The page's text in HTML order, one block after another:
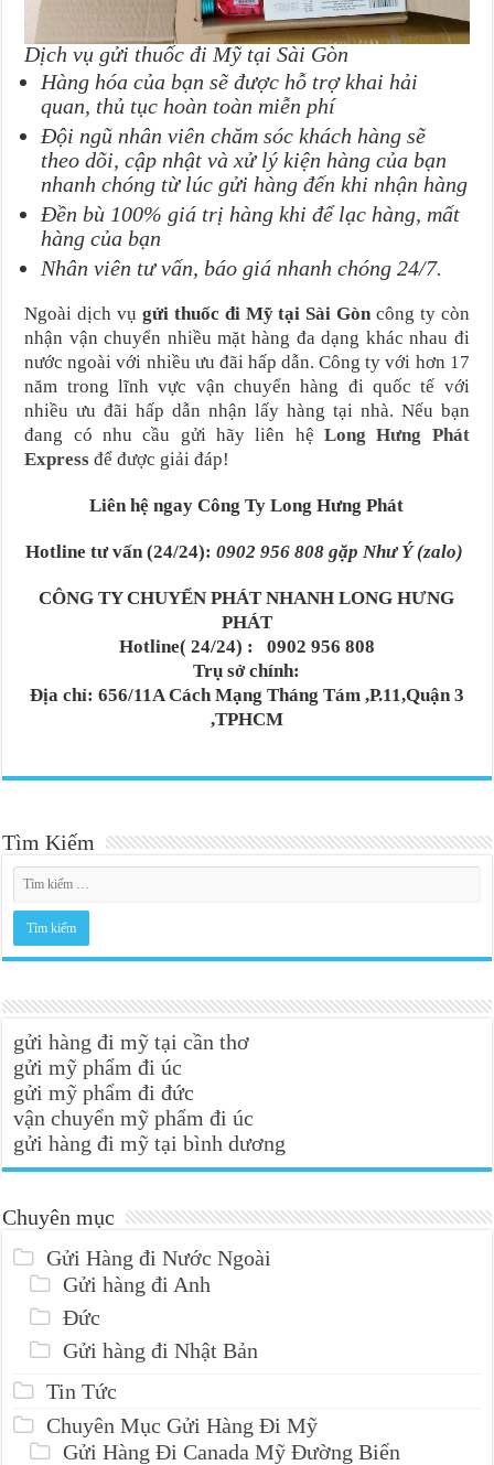
Dịch vụ gửi thuốc đi Mỹ tại Sài Gòn
Hàng hóa của bạn sẽ được hỗ trợ khai hải
quan, thủ tục hoàn toàn miễn phí
Đội ngũ nhân viên chăm sóc khách hàng sẽ
theo dõi, cập nhật và xử lý kiện hàng của bạn
nhanh chóng từ lúc gửi hàng đến khi nhận hàng
Đền bù 100% giá trị hàng khi để lạc hàng, mất
hàng của bạn
Nhân viên tư vấn, báo giá nhanh chóng 24/7.
Ngoài dịch vụ gửi thuốc đi Mỹ tại Sài Gòn công ty còn
nhận vận chuyển nhiều mặt hàng đa dạng khác nhau đi
nước ngoài với nhiều ưu đãi hấp dẫn. Công ty với hơn 17
năm trong lĩnh vực vận chuyển hàng đi quốc tế với
nhiều ưu đãi hấp dẫn nhận lấy hàng tại nhà. Nếu bạn
đang có nhu cầu gửi hãy liên hệLong Hưng Phát
Express để được giải đáp!
Liên hệ ngay Công Ty Long Hưng Phát
Hotline tư vấn (24/24):0902 956 808 gặp Như Ý (zalo)
CÔNG TY CHUYỂN PHÁT NHANH LONG HƯNG
PHÁT
Hotline( 24/24) : 0902 956 808
Trụ sở chính:
Địa chỉ: 656/11A Cách Mạng Tháng Tám ,P.11,Quận 3
,TPHCM
Tìm Kiếm
gửi hàng đi mỹ tại cần thơ
gửi mỹ phẩm đi úc
gửi mỹ phẩm đi đức
vận chuyển mỹ phẩm đi úc
gửi hàng đi mỹ tại bình dương
Chuyên mục
Gửi Hàng đi Nước Ngoài
Gửi hàng đi Anh
Đức
Gửi hàng đi Nhật Bản
Tin Tức
Chuyên Mục Gửi Hàng Đi Mỹ
Gửi Hàng Đi Canada Mỹ Đường Biển